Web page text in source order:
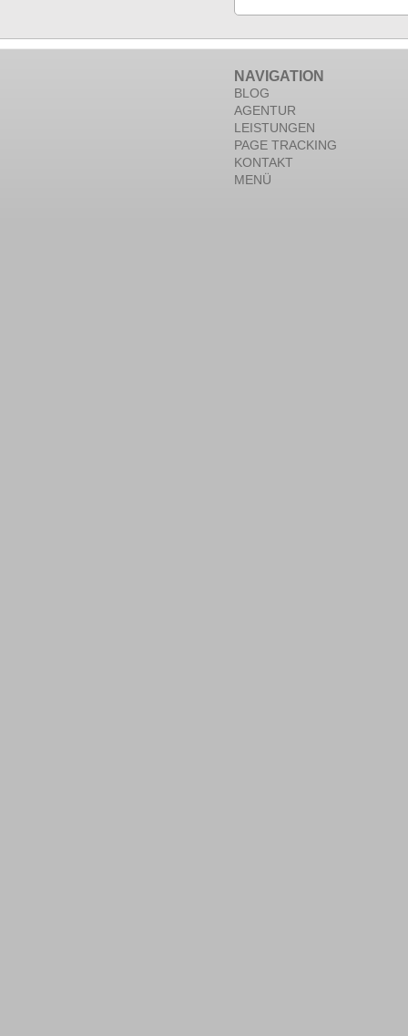
NAVIGATION
BLOG
AGENTUR
LEISTUNGEN
PAGE TRACKING
KONTAKT
MENÜ